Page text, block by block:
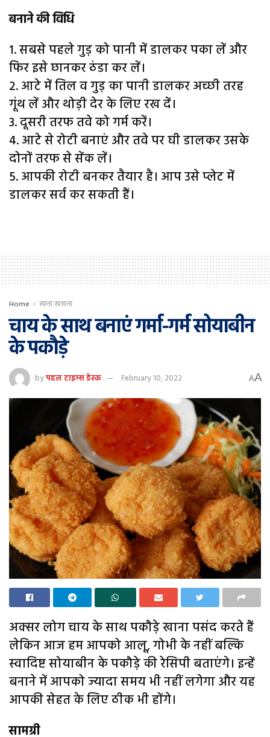
बनाने की विधि
1. सबसे पहले गुड़ को पानी में डालकर पका लें और
फिर इसे छानकर ठंडा कर लें।
2. आटे में तिल व गुड़ का पानी डालकर अच्छी तरह
गूंथ लें और थोड़ी देर के लिए रख दें।
3. दूसरी तरफ तवे को गर्म करें।
4. आटे से रोटी बनाएं और तवे पर घी डालकर उसके
दोनों तरफ से सेंक लें।
5. आपकी रोटी बनकर तैयार है। आप उसे प्लेट में
डालकर सर्व कर सकती हैं।
Home खाना खजाना
चाय के साथ बनाएं गर्मा-गर्म सोयाबीन
के पकौड़े
byपहल टाइम्स डेस्क February 10, 2022 AA
अक्सर लोग चाय के साथ पकौड़े खाना पसंद करते हैं
लेकिन आज हम आपको आलू, गोभी के नहीं बल्कि
स्वादिष्ट सोयाबीन के पकौड़े की रेसिपी बताएंगे। इन्हें
बनाने में आपको ज्यादा समय भी नहीं लगेगा और यह
आपकी सेहत के लिए ठीक भी होंगे।
सामग्री